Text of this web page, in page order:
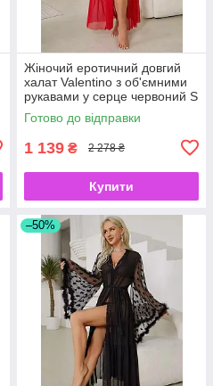
Жіночий еротичний довгий
халат Valentino з об'ємними
рукавами у серце червоний S
Готово до відправки
1 139 ₴ 2 278 ₴
Купити
–50%